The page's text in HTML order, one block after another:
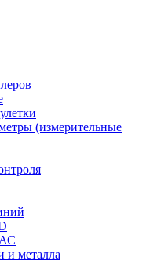
(измерительные
и металла